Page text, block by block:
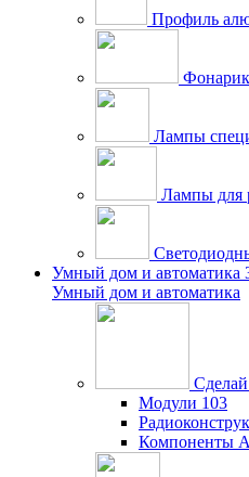
Профиль
Лампы
Лампы для
Умный дом и автоматика
Умный дом и автоматика
Модули 103
Компоненты